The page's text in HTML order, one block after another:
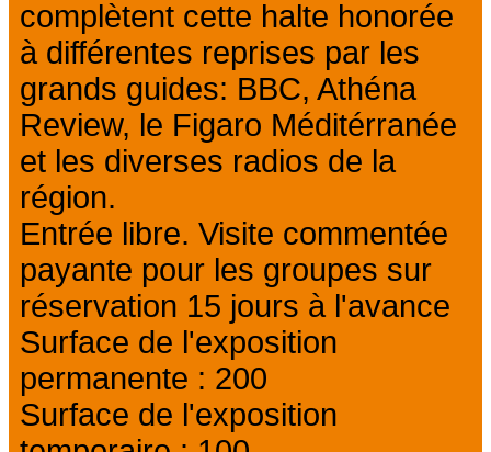
complètent cette halte honorée
à différentes reprises par les
grands guides: BBC, Athéna
Review, le Figaro Méditérranée
et les diverses radios de la
région.
Entrée libre. Visite commentée
payante pour les groupes sur
réservation 15 jours à l'avance
Surface de l'exposition
permanente : 200
Surface de l'exposition